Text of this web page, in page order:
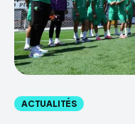
ACTUALITÉS